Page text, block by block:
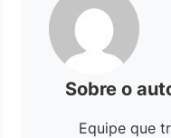
Sobre o
Equipe que